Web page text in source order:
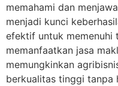
memahami dan
menjadi kunci
efektif untuk memenuhi
memanfaatkan jasa
memungkinkan
berkualitas tinggi tanpa